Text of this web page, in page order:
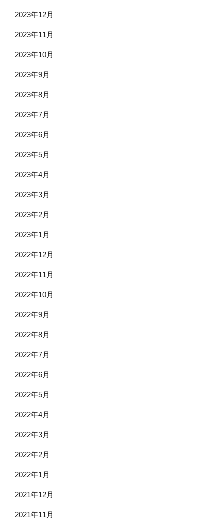
2023年12月
2023年11月
2023年10月
2023年9月
2023年8月
2023年7月
2023年6月
2023年5月
2023年4月
2023年3月
2023年2月
2023年1月
2022年12月
2022年11月
2022年10月
2022年9月
2022年8月
2022年7月
2022年6月
2022年5月
2022年4月
2022年3月
2022年2月
2022年1月
2021年12月
2021年11月